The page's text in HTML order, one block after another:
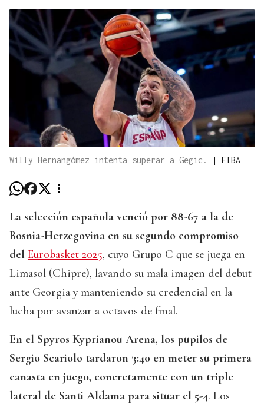
Willy Hernangómez intenta superar a Gegic. | FIBA
La selección española venció por 88-67 a la de
Bosnia-Herzegovina en su segundo compromiso
del Eurobasket 2025, cuyo Grupo C que se juega en
Limasol (Chipre), lavando su mala imagen del debut
ante Georgia y manteniendo su credencial en la
lucha por avanzar a octavos de final.
En el Spyros Kyprianou Arena, los pupilos de
Sergio Scariolo tardaron 3:40 en meter su primera
canasta en juego, concretamente con un triple
lateral de Santi Aldama para situar el 5-4. Los